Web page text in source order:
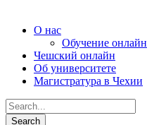
О нас
Обучение онлайн
Чешский онлайн
Об университете
Магистратура в Чехии